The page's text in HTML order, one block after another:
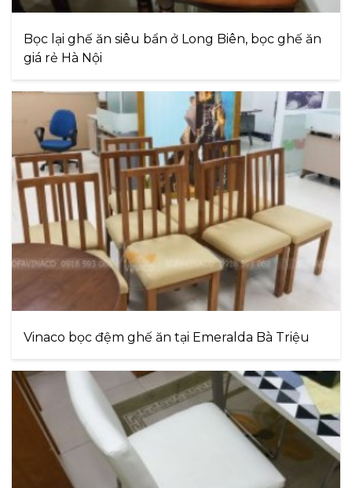
Bọc lại ghế ăn siêu bẩn ở Long Biên, bọc ghế ăn
giá rẻ Hà Nội
Vinaco bọc đệm ghế ăn tại Emeralda Bà Triệu